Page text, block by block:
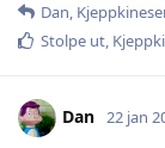
Dan,
Stolpe ut,
Dan 22 jan